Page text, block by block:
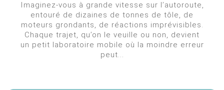
Imaginez-vous à grande vitesse sur l’autoroute,
entouré de dizaines de tonnes de tôle, de
moteurs grondants, de réactions imprévisibles.
Chaque trajet, qu’on le veuille ou non, devient
un petit laboratoire mobile où la moindre erreur
peut...